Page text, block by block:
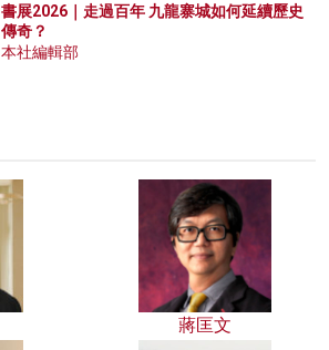
書展2026｜走過百年 九龍寨城如何延續歷史
傳奇？
本社編輯部
蔣匡文